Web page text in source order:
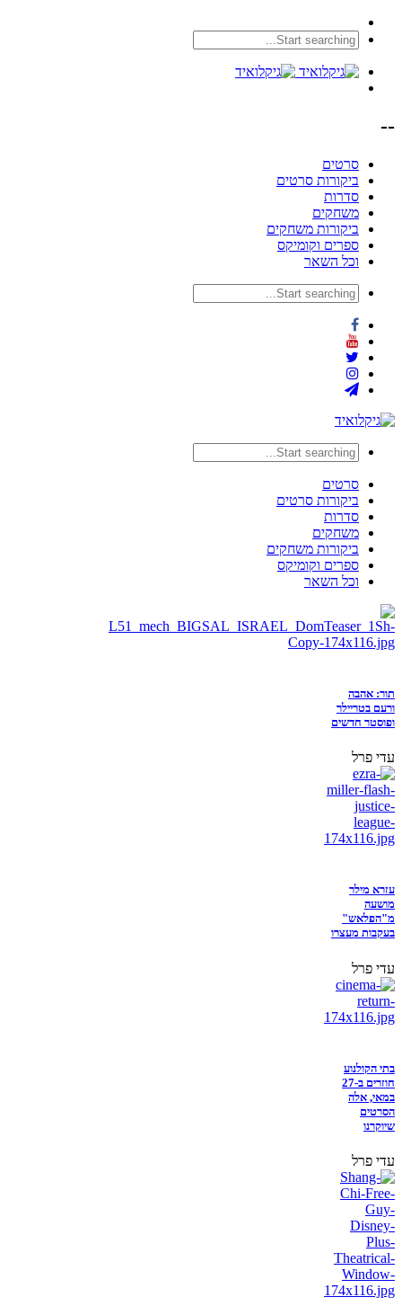
--
סרטים
ביקורות סרטים
סדרות
משחקים
ביקורות משחקים
ספרים וקומיקס
וכל השאר
סרטים
ביקורות סרטים
סדרות
משחקים
ביקורות משחקים
ספרים וקומיקס
וכל השאר
תור: אהבה
ורעם בטריילר
ופוסטר חדשים
עדי פרל
עזרא מילר
מושעה
מ"הפלאש"
בעקבות מעצרו
עדי פרל
בתי הקולנוע
חוזרים ב-27
במאי, אלה
הסרטים
שיוקרנו
עדי פרל